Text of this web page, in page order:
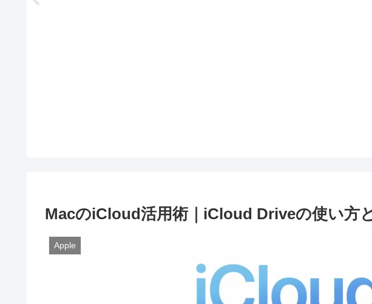
MacのiCloud活用術｜iCloud Driveの使い方
Apple